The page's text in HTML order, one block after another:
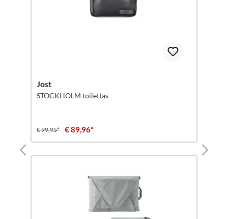
Jost
STOCKHOLM toilettas
€ 99,95* € 89,96*